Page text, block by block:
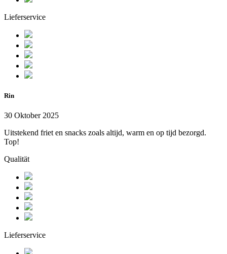
Lieferservice
Rin
30 Oktober 2025
Uitstekend friet en snacks zoals altijd, warm en op tijd bezorgd.
Top!
Qualität
Lieferservice